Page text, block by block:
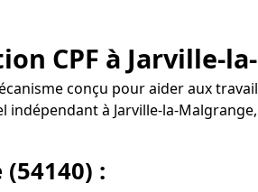
CPF à Jarville-
conçu pour aider aux
à Jarville-la-
: